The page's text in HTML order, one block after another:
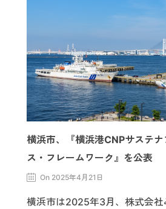
横浜市、『横浜港CNPサステ
ス・フレームワーク』を公表
On 2025年4月21日
横浜市は2025年3月、株式会